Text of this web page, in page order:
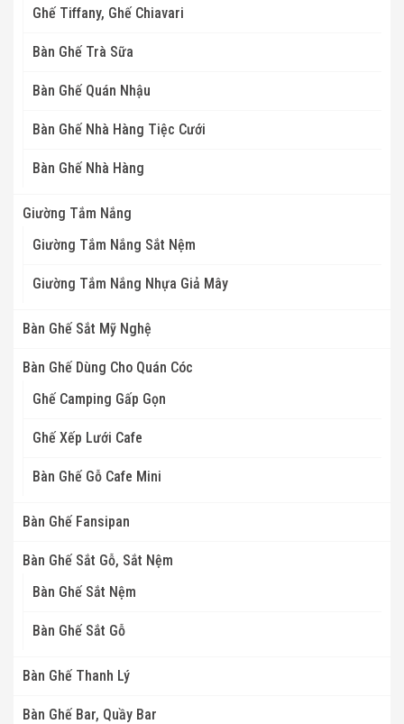
Ghế Tiffany, Ghế Chiavari
Bàn Ghế Trà Sữa
Bàn Ghế Quán Nhậu
Bàn Ghế Nhà Hàng Tiệc Cưới
Bàn Ghế Nhà Hàng
Giường Tắm Nắng
Giường Tắm Nắng Sắt Nệm
Giường Tắm Nắng Nhựa Giả Mây
Bàn Ghế Sắt Mỹ Nghệ
Bàn Ghế Dùng Cho Quán Cóc
Ghế Camping Gấp Gọn
Ghế Xếp Lưới Cafe
Bàn Ghế Gỗ Cafe Mini
Bàn Ghế Fansipan
Bàn Ghế Sắt Gỗ, Sắt Nệm
Bàn Ghế Sắt Nệm
Bàn Ghế Sắt Gỗ
Bàn Ghế Thanh Lý
Bàn Ghế Bar, Quầy Bar